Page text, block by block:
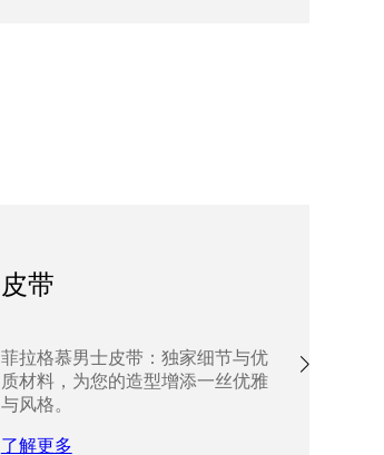
皮带
菲拉格慕男士皮带：独家细节与优
质材料，为您的造型增添一丝优雅
与风格。
了解更多